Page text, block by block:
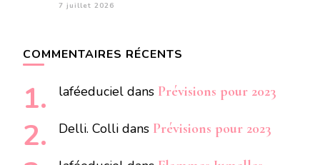
7 juillet 2026
COMMENTAIRES RÉCENTS
laféeduciel dans Prévisions pour 2023
Delli. Colli dans Prévisions pour 2023